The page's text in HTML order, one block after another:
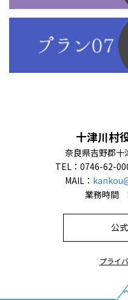
十津川村
奈良県吉野郡十
TEL：0746-62-
MAIL：
業務時間
公
プライ